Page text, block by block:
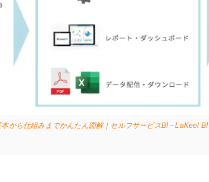
から仕組みまでかんたん図解｜セルフサービスBI－LaKeel BI